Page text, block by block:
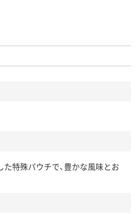
特殊パウチで、豊かな風味とお